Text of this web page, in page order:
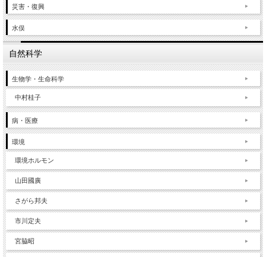
災害・復興
水俣
自然科学
生物学・生命科学
中村桂子
病・医療
環境
環境ホルモン
山田國廣
さがら邦夫
市川定夫
宮脇昭